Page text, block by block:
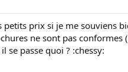
prix si je me souviens
ne sont pas
se passe quoi ? :chessy: